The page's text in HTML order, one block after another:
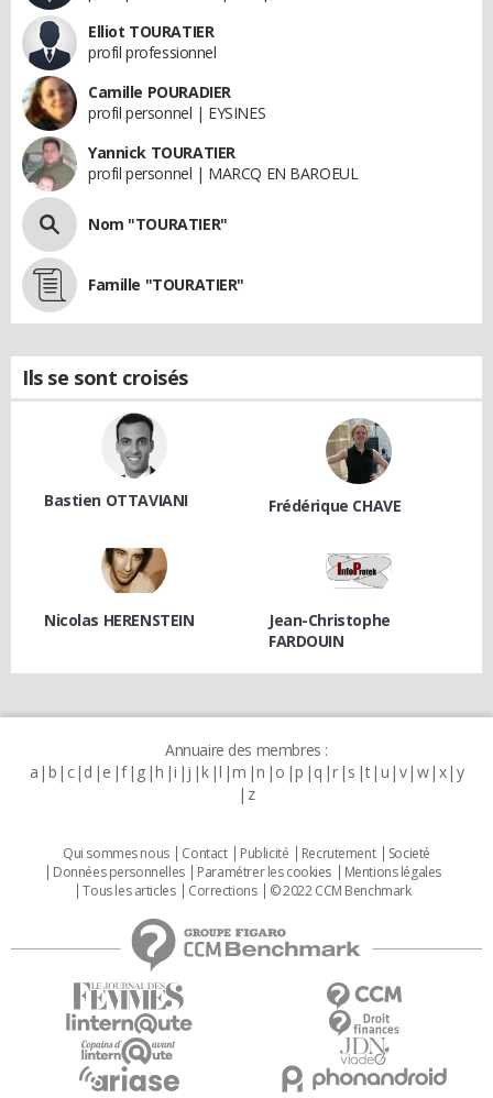
Elliot TOURATIER
profil professionnel
Camille POURADIER
profil personnel | EYSINES
Yannick TOURATIER
profil personnel | MARCQ EN BAROEUL
Nom "TOURATIER"
Famille "TOURATIER"
Ils se sont croisés
Bastien OTTAVIANI Frédérique CHAVE
Nicolas HERENSTEIN
Jean-Christophe
FARDOUIN
Annuaire des membres :
a b c d e f g h i j k l m n o p q r s t u v w x y
z
Qui sommes nous Contact Publicité Recrutement
Societé
Données personnelles
Paramétrer les cookies
Mentions légales
Tous les articles
Corrections © 2022 CCM Benchmark